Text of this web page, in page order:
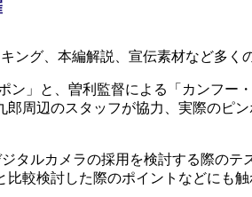
グ、本編解説、宣伝素材など多く
」と、曽利監督による「カンフー
周辺のスタッフが協力、実際のピ
タルカメラの採用を検討する際の
較検討した際のポイントなどにも触